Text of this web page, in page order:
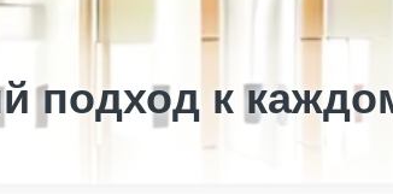
подход к